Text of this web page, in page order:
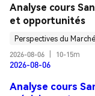
Analyse cours
et opportunités
Perspectives du Marché
2026-08-06
10-15m
2026-08-06
Analyse cours